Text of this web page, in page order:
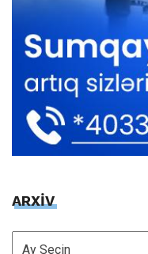
ARXİV
ARXİV